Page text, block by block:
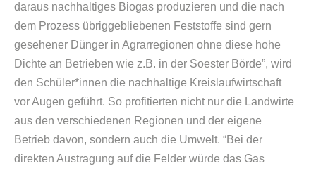
daraus nachhaltiges Biogas produzieren und die nach
dem Prozess übriggebliebenen Feststoffe sind gern
gesehener Dünger in Agrarregionen ohne diese hohe
Dichte an Betrieben wie z.B. in der Soester Börde”, wird
den Schüler*innen die nachhaltige Kreislaufwirtschaft
vor Augen geführt. So profitierten nicht nur die Landwirte
aus den verschiedenen Regionen und der eigene
Betrieb davon, sondern auch die Umwelt. “Bei der
direkten Austragung auf die Felder würde das Gas